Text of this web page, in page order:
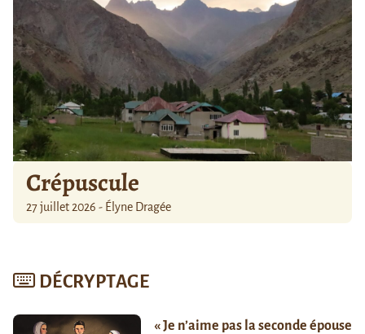
Crépuscule
27 juillet 2026 - Élyne Dragée
DÉCRYPTAGE
« Je n’aime pas la seconde épouse